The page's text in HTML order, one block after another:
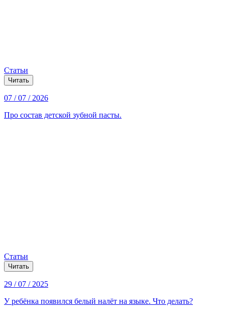
Статьи
Читать
07 / 07 / 2026
Про состав детской зубной пасты.
Статьи
Читать
29 / 07 / 2025
У ребёнка появился белый налёт на языке. Что делать?